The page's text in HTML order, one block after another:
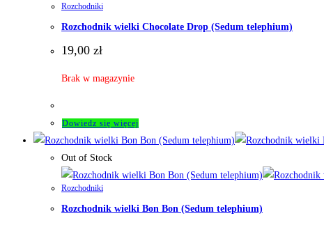
Rozchodniki
Rozchodnik wielki Chocolate Drop (Sedum telephium)
19,00 zł
Brak w magazynie
Dowiedz się więcej
Out of Stock
Rozchodniki
Rozchodnik wielki Bon Bon (Sedum telephium)